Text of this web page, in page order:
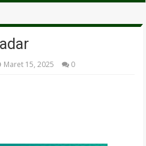
Maret 15, 2025 0